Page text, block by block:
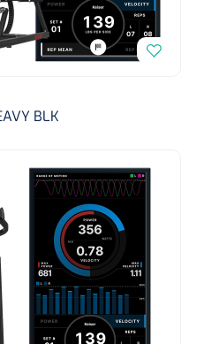
1572568
scherp scherp - 14,5 cm /
BLK